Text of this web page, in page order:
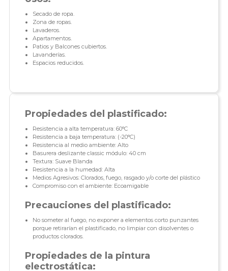
Secado de ropa.
Zona de ropas.
Lavaderos.
Apartamentos.
Patios y Balcones cubiertos.
Lavanderías.
Espacios reducidos.
Propiedades del plastificado:
Resistencia a alta temperatura: 60°C
Resistencia a baja temperatura: (-20°C)
Resistencia al medio ambiente: Alto
Basurera deslizante classic módulo: 40 cm
Textura: Suave Blanda
Resistencia a la humedad: Alta
Medios Agresivos: Clorados, fuego, rasgado y/o corte del plástico
Compromiso con el ambiente: Ecoamigable
Precauciones del plastificado:
No someter al fuego, no exponer a elementos corto punzantes
porque retirarían el plastificado, no limpiar con disolventes o
productos clorados.
Propiedades de la pintura
electrostática: